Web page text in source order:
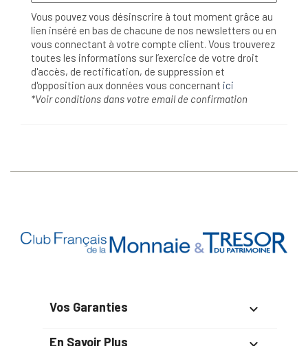
Vous pouvez vous désinscrire à tout moment grâce au
lien inséré en bas de chacune de nos newsletters ou en
vous connectant à votre compte client. Vous trouverez
toutes les informations sur l’exercice de votre droit
d'accès, de rectification, de suppression et
d'opposition aux données vous concernant ici
*Voir conditions dans votre email de confirmation
Vos Garanties 
En Savoir Plus